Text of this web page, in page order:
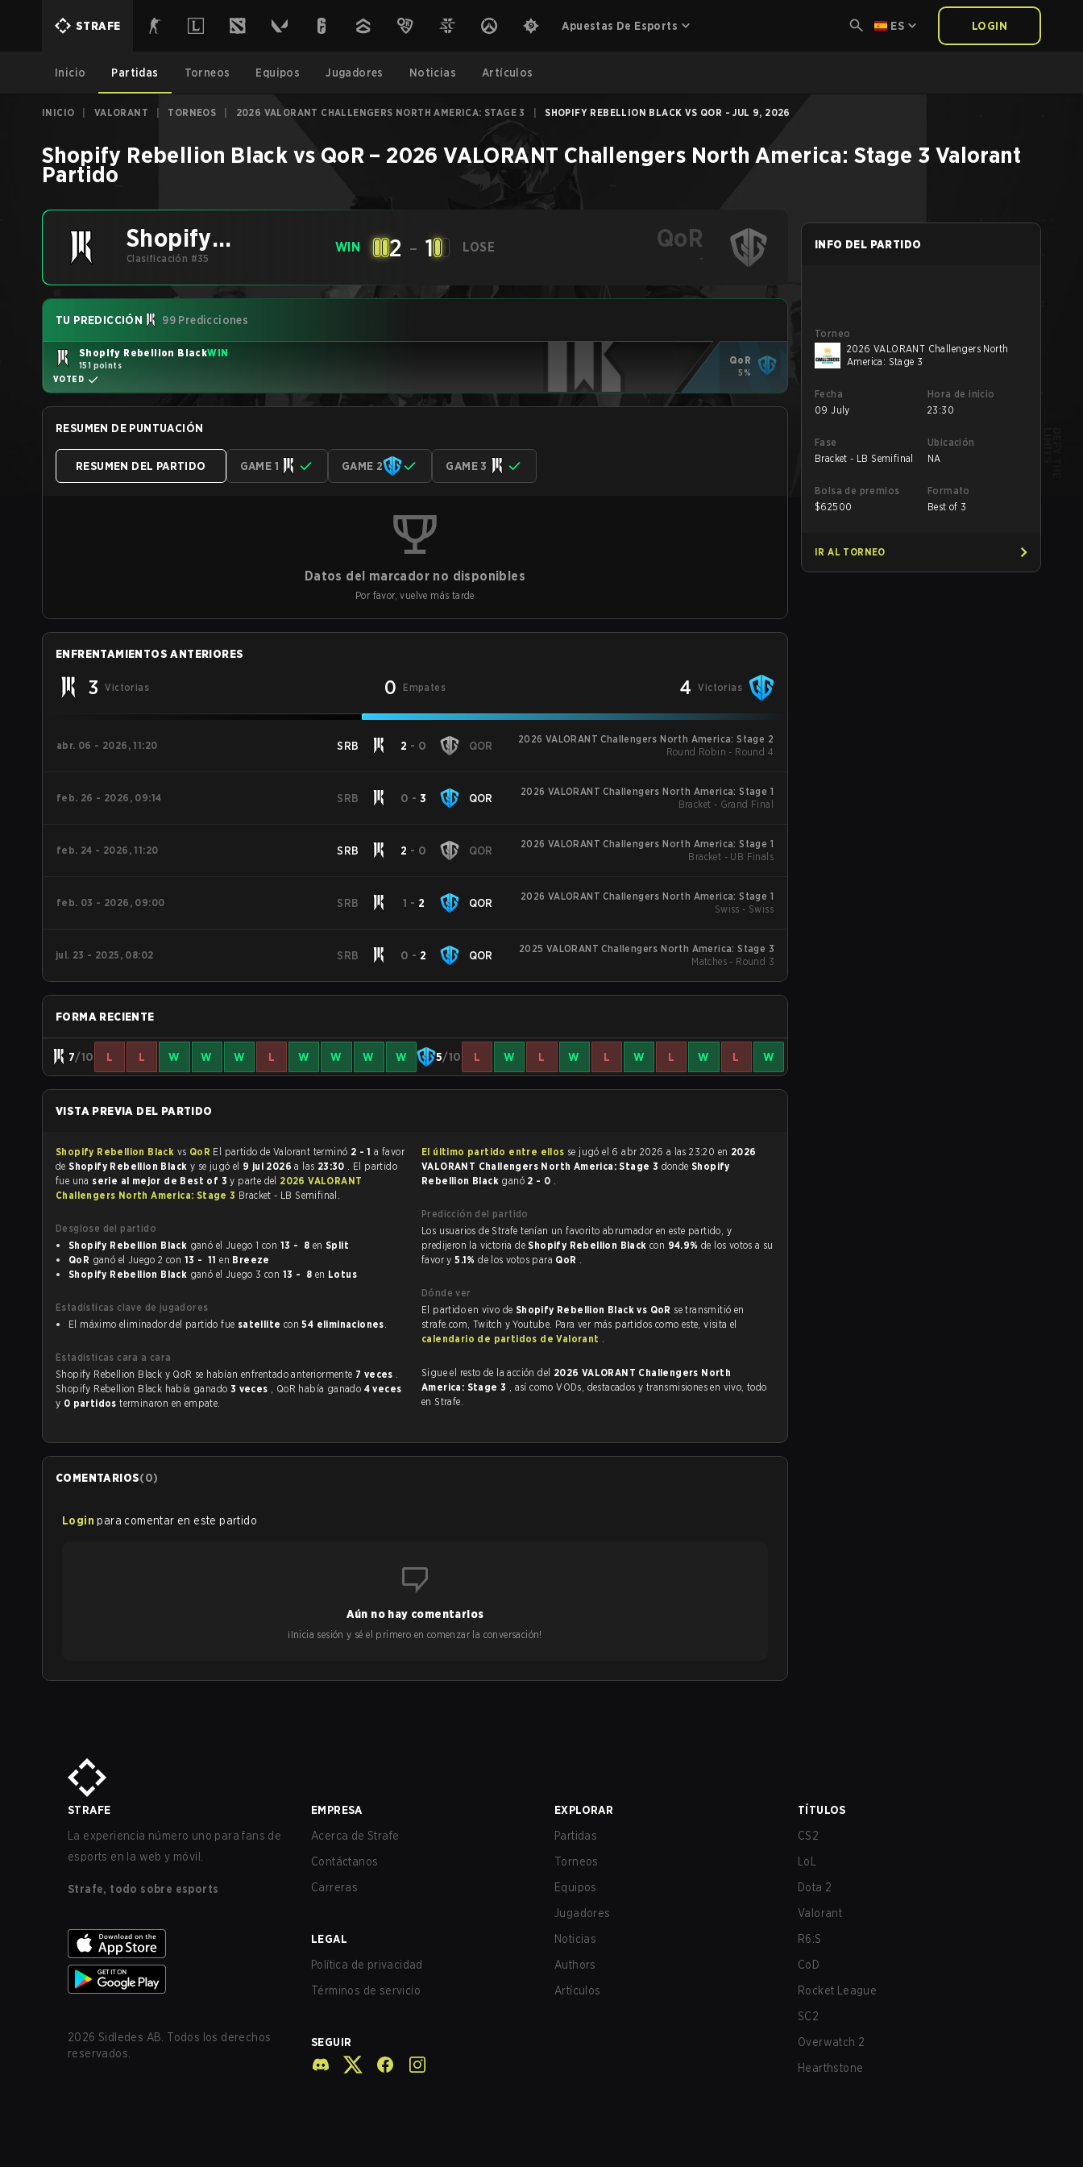
STRAFE Apuestas De Esports ES LOGIN
Inicio Partidas Torneos Equipos Jugadores Noticias Artículos
INICIO VALORANT TORNEOS 2026 VALORANT CHALLENGERS NORTH AMERICA: STAGE 3 SHOPIFY REBELLION BLACK VS QOR - JUL 9, 2026
Shopify Rebellion Black vs QoR – 2026 VALORANT Challengers North America: Stage 3 Valorant
Partido
Shopify
Rebellion Black
Clasificación #35
WIN 2 - 1 LOSE QoR
-
TU PREDICCIÓN 99 Predicciones
Shopify Rebellion BlackWIN
151 points
VOTED
QoR
5%
RESUMEN DE PUNTUACIÓN
RESUMEN DEL PARTIDO GAME 1 GAME 2 GAME 3
Datos del marcador no disponibles
Por favor, vuelve más tarde
ENFRENTAMIENTOS ANTERIORES
3 Victorias 0 Empates 4 Victorias
abr. 06 - 2026, 11:20 SRB 2 - 0 QOR
2026 VALORANT Challengers North America: Stage 2
Round Robin - Round 4
feb. 26 - 2026, 09:14 SRB 0 -3 QOR
2026 VALORANT Challengers North America: Stage 1
Bracket - Grand Final
feb. 24 - 2026, 11:20 SRB 2 - 0 QOR
2026 VALORANT Challengers North America: Stage 1
Bracket - UB Finals
feb. 03 - 2026, 09:00 SRB 1 - 2 QOR
2026 VALORANT Challengers North America: Stage 1
Swiss - Swiss
jul. 23 - 2025, 08:02 SRB 0 - 2 QOR
2025 VALORANT Challengers North America: Stage 3
Matches - Round 3
FORMA RECIENTE
7/10 L L W W W L W W W W 5/10 L W L W L W L W L W
VISTA PREVIA DEL PARTIDO
Shopify Rebellion Black vs QoR El partido de Valorant terminó 2 - 1 a favor
deShopify Rebellion Black y se jugó el 9 jul 2026a las 23:30 . El partido
fue una serie al mejor de Best of 3y parte del 2026 VALORANT
Challengers North America: Stage 3 Bracket - LB Semifinal.
Desglose del partido
Shopify Rebellion Black
ganó el Juego 1 con 13 - 8 en Split
QoR
ganó el Juego 2 con 13 - 11 en Breeze
Shopify Rebellion Black
ganó el Juego 3 con 13 - 8 en Lotus
Estadísticas clave de jugadores
El máximo eliminador del partido fue satellite con54 eliminaciones.
Estadísticas cara a cara
Shopify Rebellion Black y QoR se habían enfrentado anteriormente 7 veces .
Shopify Rebellion Black había ganado 3 veces , QoR había ganado 4 veces
y 0 partidosterminaron en empate.
El último partido entre ellos se jugó el 6 abr 2026 a las 23:20 en 2026
VALORANT Challengers North America: Stage 3 donde Shopify
Rebellion Black ganó 2 - 0 .
Predicción del partido
Los usuarios de Strafe tenían un favorito abrumador en este partido, y
predijeron la victoria deShopify Rebellion Black con 94.9% de los votos a su
favor y5.1%de los votos para QoR .
Dónde ver
El partido en vivo de Shopify Rebellion Black vs QoR se transmitió en
strafe.com, Twitch y Youtube. Para ver más partidos como este, visita el
calendario de partidos de Valorant .
Sigue el resto de la acción del 2026 VALORANT Challengers North
America: Stage 3 , así como VODs, destacados y transmisiones en vivo, todo
en Strafe.
COMENTARIOS(0)
Login para comentar en este partido
Aún no hay comentarios
¡Inicia sesión y sé el primero en comenzar la conversación!
INFO DEL PARTIDO
Torneo
2026 VALORANT Challengers North
America: Stage 3
Fecha
09 July
Hora de inicio
23:30
Fase
Bracket - LB Semifinal
Ubicación
NA
Bolsa de premios
$62500
Formato
Best of 3
IR AL TORNEO
STRAFE
La experiencia número uno para fans de
esports en la web y móvil.
Strafe, todo sobre esports
2026 Sidledes AB. Todos los derechos
reservados.
EMPRESA
Acerca de Strafe
Contáctanos
Carreras
LEGAL
Política de privacidad
Términos de servicio
SEGUIR
EXPLORAR
Partidas
Torneos
Equipos
Jugadores
Noticias
Authors
Artículos
TÍTULOS
CS2
LoL
Dota 2
Valorant
R6:S
CoD
Rocket League
SC2
Overwatch 2
Hearthstone